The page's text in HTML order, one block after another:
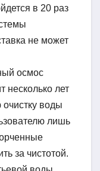
в 20 раз
не может
осмос
несколько лет
воды
лишь
за чистотой.